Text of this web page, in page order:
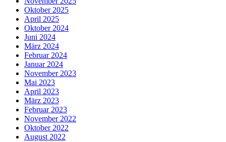
Oktober 2025
April 2025
Oktober 2024
Juni 2024
März 2024
Februar 2024
Januar 2024
November 2023
Mai 2023
April 2023
März 2023
Februar 2023
November 2022
Oktober 2022
August 2022